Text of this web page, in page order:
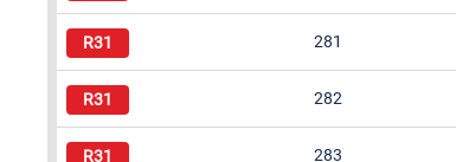
281
282
283